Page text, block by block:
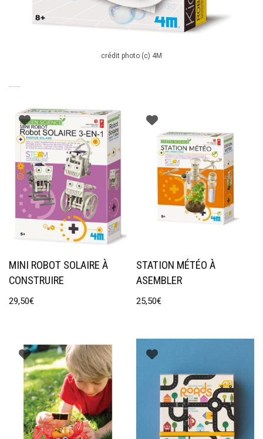
crédit photo (c) 4M
MINI ROBOT SOLAIRE À
CONSTRUIRE
29,50€
STATION MÉTÉO À
ASEMBLER
25,50€